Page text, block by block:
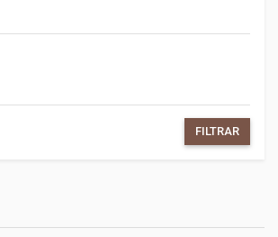
FILTRAR